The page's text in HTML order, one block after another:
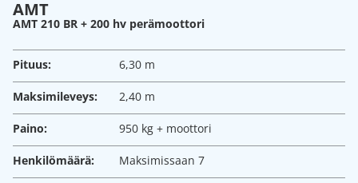
AMT
AMT 210 BR + 200 hv perämoottori
Pituus: 6,30 m
Maksimileveys: 2,40 m
Paino: 950 kg + moottori
Henkilömäärä: Maksimissaan 7